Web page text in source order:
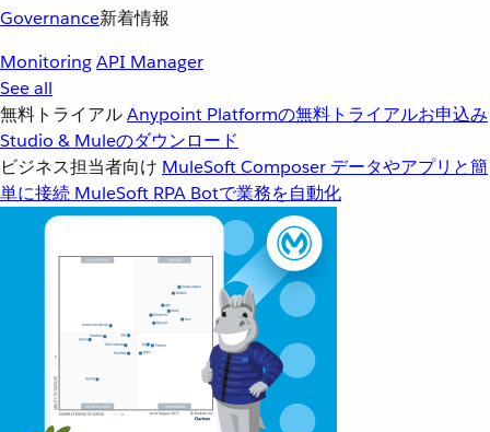
Governance新着情報
MonitoringAPI Manager
See all
無料トライアルAnypoint Platformの無料トライアルお申込み
Studio & Muleのダウンロード
ビジネス担当者向け MuleSoft Composer データやアプリと簡
単に接続 MuleSoft RPA Botで業務を自動化